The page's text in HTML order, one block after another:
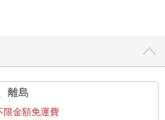
離島
限金額免運費